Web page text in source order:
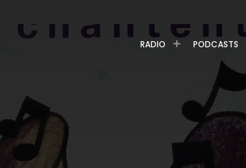
RADIO PODCASTS